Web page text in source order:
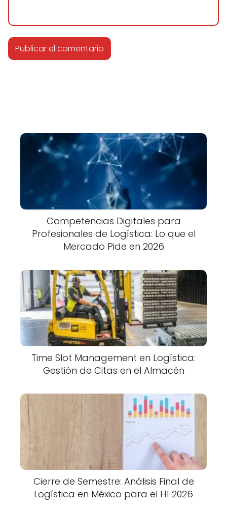
Competencias Digitales para
Profesionales de Logística: Lo que el
Mercado Pide en 2026
Time Slot Management en Logística:
Gestión de Citas en el Almacén
Cierre de Semestre: Análisis Final de
Logística en México para el H1 2026